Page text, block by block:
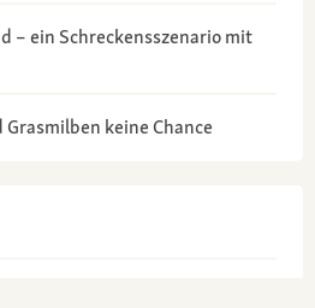
– ein Schreckensszenario mit
Grasmilben keine Chance